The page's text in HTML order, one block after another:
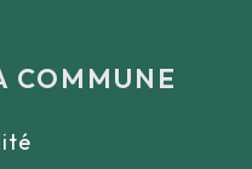
COMMUNE